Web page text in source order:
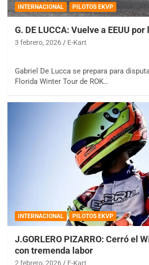
INTERNACIONAL PILOTOS EKVP
G. DE LUCCA: Vuelve a EEUU
3 febrero, 2026 E-Kart
Gabriel De Lucca se prepara para
Florida Winter Tour de ROK…
INTERNACIONAL PILOTOS EKVP
J.GORLERO PIZARRO: Cerró el
con tremenda labor
2 febrero, 2026 E-Kart